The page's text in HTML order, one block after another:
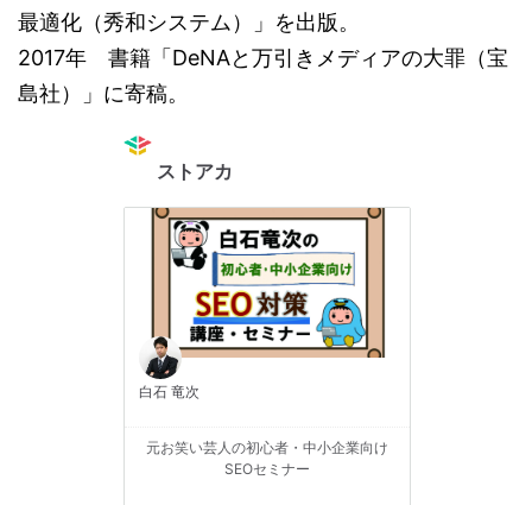
最適化（秀和システム）」を出版。
2017年 書籍「DeNAと万引きメディアの大罪（宝
島社）」に寄稿。
ストアカ
白石 竜次
元お笑い芸人の初心者・中小企業向け
SEOセミナー